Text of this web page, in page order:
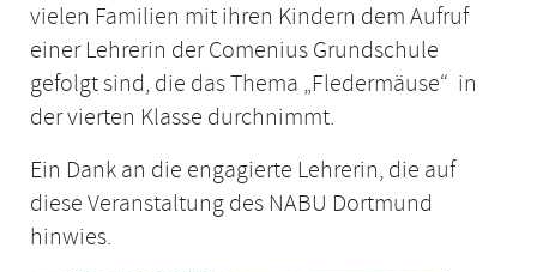
vielen Familien mit ihren Kindern dem Aufruf
einer Lehrerin der Comenius Grundschule
gefolgt sind, die das Thema „Fledermäuse“ in
der vierten Klasse durchnimmt.
Ein Dank an die engagierte Lehrerin, die auf
diese Veranstaltung des NABU Dortmund
hinwies.